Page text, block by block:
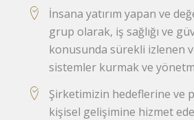
İnsana yatırım yapan ve
grup olarak, iş sağlığı ve
konusunda sürekli izlenen
sistemler kurmak ve
Şirketimizin hedeflerine ve
kişisel gelişimine hizmet